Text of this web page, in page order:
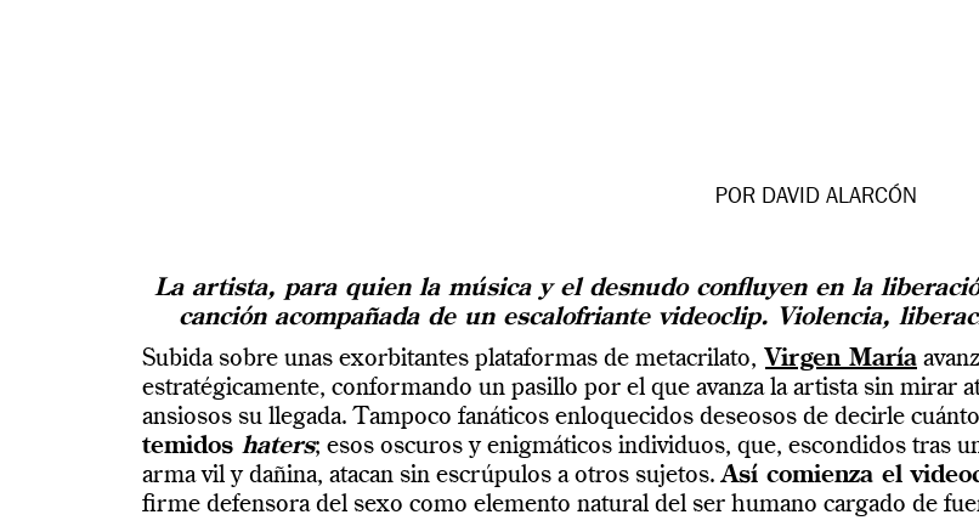
POR DAVID ALARCÓN
La artista, para quien la música y el desnudo confluyen en la
canción acompañada de un escalofriante videoclip. Violencia,
Subida sobre unas exorbitantes plataformas de metacrilato, Virgen María
estratégicamente, conformando un pasillo por el que avanza la artista sin mirar
ansiosos su llegada. Tampoco fanáticos enloquecidos deseosos de decirle
temidos haters; esos oscuros y enigmáticos individuos, que, escondidos tras
arma vil y dañina, atacan sin escrúpulos a otros sujetos.Así comienza el
firme defensora del sexo como elemento natural del ser humano cargado de